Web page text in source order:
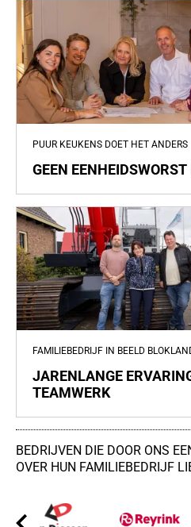
PUUR KEUKENS DOET HET ANDERS
GEEN
FAMILIEBEDRIJF IN BEELD
JARENLANGE
TEAMWERK
BEDRIJVEN DIE DOOR ONS
OVER HUN FAMILIEBEDRIJF